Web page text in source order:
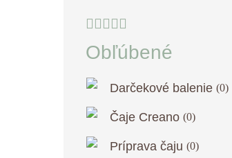
Obľúbené
Darčekové balenie (0)
Čaje Creano (0)
Príprava čaju (0)